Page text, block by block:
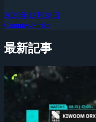
2025年12月28日
Counter-Strike
最新記事